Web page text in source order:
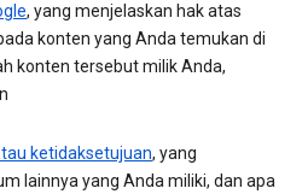
, yang menjelaskan hak atas
konten yang Anda temukan di
konten tersebut milik Anda,
ketidaksetujuan, yang
lainnya yang Anda miliki, dan apa